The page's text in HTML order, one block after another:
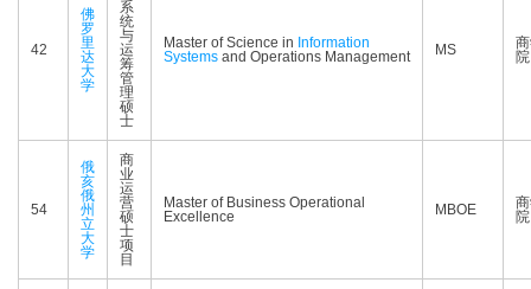
42
佛
罗
里
达
大
学
系
统
与
运
筹
管
理
硕
士
Master of Science in Information
Systems and Operations Management MS
院
54
俄
亥
俄
州
立
大
学
商
业
运
营
硕
士
项
目
Master of Business Operational
Excellence
MBOE
院